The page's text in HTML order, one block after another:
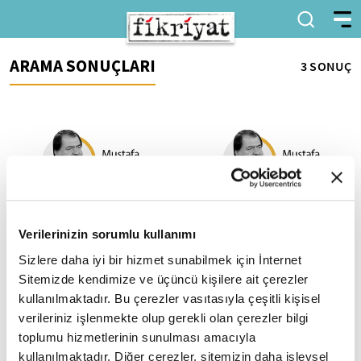
Verilerinizin sorumlu kullanımı
Sizlere daha iyi bir hizmet sunabilmek için İnternet
Sitemizde kendimize ve üçüncü kişilere ait çerezler
kullanılmaktadır. Bu çerezler vasıtasıyla çeşitli kişisel
verileriniz işlenmekte olup gerekli olan çerezler bilgi
toplumu hizmetlerinin sunulması amacıyla
kullanılmaktadır. Diğer çerezler, sitemizin daha işlevsel
ARAMA SONUÇLARI 3 SONUÇ
Fransız Donkişot’u!
1900'lü yılların başında Mısır'da
ve sair İslam ülkelerinde
İslam'dan her düzeyde sapma
olmuş ve buna bir ridde yani...
Macron’u yenen kadın…
Sofi’nin hikayesi
Doğrudan İslam'ı hedef alan ve
İslam'ın yeniden
yapılandırılmasını isteyerek
yaratıcılığa soyunan Macron
Mali'den gelen...